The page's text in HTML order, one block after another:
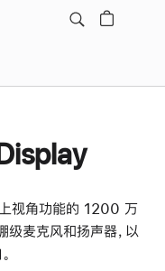
视角功能的 1200 万
麦克风和扬声器，以